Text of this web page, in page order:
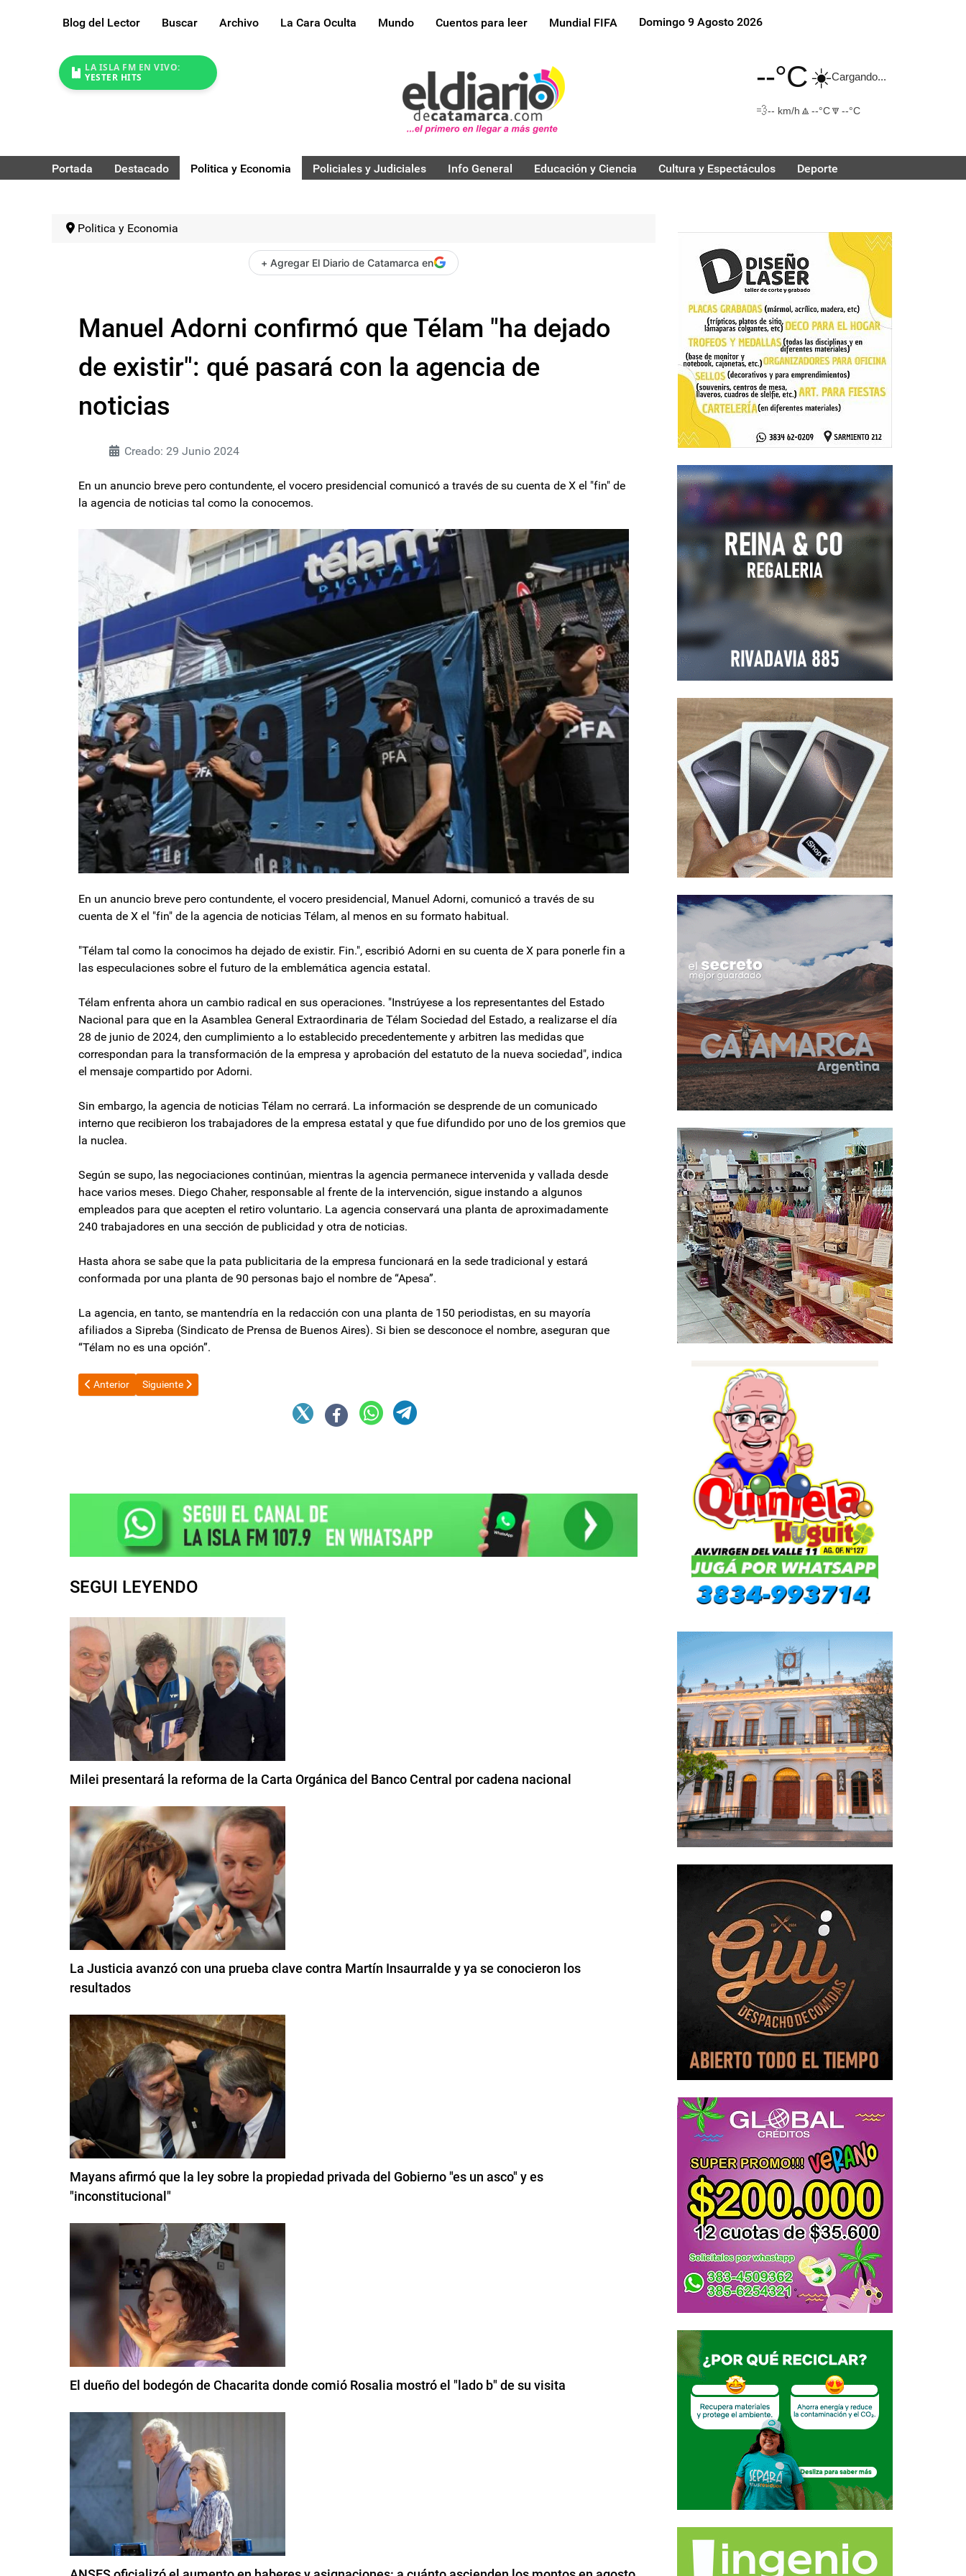
Blog del Lector Buscar Archivo La Cara Oculta Mundo Cuentos para leer Mundial FIFA Domingo 9 Agosto 2026
LA ISLA FM EN VIVO:
YESTER HITS
--°C☀️Cargando...
💨-- km/h 🔼 --°C🔽 --°C
Portada Destacado Politica y Economia Policiales y Judiciales Info General Educación y Ciencia Cultura y Espectáculos Deporte
Politica y Economia
+ Agregar El Diario de Catamarca en
Manuel Adorni confirmó que Télam "ha dejado
de existir": qué pasará con la agencia de
noticias
Creado: 29 Junio 2024
En un anuncio breve pero contundente, el vocero presidencial comunicó a través de su cuenta de X el "fin" de
la agencia de noticias tal como la conocemos.
En un anuncio breve pero contundente, el vocero presidencial, Manuel Adorni, comunicó a través de su
cuenta de X el "fin" de la agencia de noticias Télam, al menos en su formato habitual.
"Télam tal como la conocimos ha dejado de existir. Fin.", escribió Adorni en su cuenta de X para ponerle fin a
las especulaciones sobre el futuro de la emblemática agencia estatal.
Télam enfrenta ahora un cambio radical en sus operaciones. "Instrúyese a los representantes del Estado
Nacional para que en la Asamblea General Extraordinaria de Télam Sociedad del Estado, a realizarse el día
28 de junio de 2024, den cumplimiento a lo establecido precedentemente y arbitren las medidas que
correspondan para la transformación de la empresa y aprobación del estatuto de la nueva sociedad", indica
el mensaje compartido por Adorni.
Sin embargo, la agencia de noticias Télam no cerrará. La información se desprende de un comunicado
interno que recibieron los trabajadores de la empresa estatal y que fue difundido por uno de los gremios que
la nuclea.
Según se supo, las negociaciones continúan, mientras la agencia permanece intervenida y vallada desde
hace varios meses. Diego Chaher, responsable al frente de la intervención, sigue instando a algunos
empleados para que acepten el retiro voluntario. La agencia conservará una planta de aproximadamente
240 trabajadores en una sección de publicidad y otra de noticias.
Hasta ahora se sabe que la pata publicitaria de la empresa funcionará en la sede tradicional y estará
conformada por una planta de 90 personas bajo el nombre de “Apesa”.
La agencia, en tanto, se mantendría en la redacción con una planta de 150 periodistas, en su mayoría
afiliados a Sipreba (Sindicato de Prensa de Buenos Aires). Si bien se desconoce el nombre, aseguran que
“Télam no es una opción”.
Artículo anterior: El FMI salió a respaldar a Luis Caputo tras sus anuncios: "Le damos el beneplácito"
Anterior Artículo siguiente: Javier Milei afila la motosierra: 5 mil empleados estatales serán desvinculados en julio
Siguiente
SEGUI LEYENDO
Milei presentará la reforma de la Carta Orgánica del Banco Central por cadena nacional
La Justicia avanzó con una prueba clave contra Martín Insaurralde y ya se conocieron los
resultados
Mayans afirmó que la ley sobre la propiedad privada del Gobierno "es un asco" y es
"inconstitucional"
El dueño del bodegón de Chacarita donde comió Rosalia mostró el "lado b" de su visita